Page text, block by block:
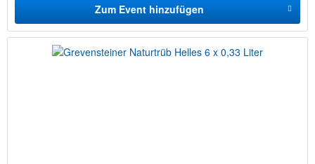
Zum Event hinzufügen